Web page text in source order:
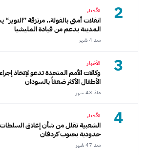
2 الأخبار
انفلات أمني بالفولة.. مرتزقة
المدينة بدعم من قيادة المليشيا
منذ 4 شهر
3 الأخبار
وكالات الأمم المتحدة تدعو لإتخاذ
الأطفال الأكثر ضعفاً بالسودان
منذ 43 شهر
4 الأخبار
الشعبية تقلل من شأن إغلاق
حدودية بجنوب كردفان
منذ 47 شهر